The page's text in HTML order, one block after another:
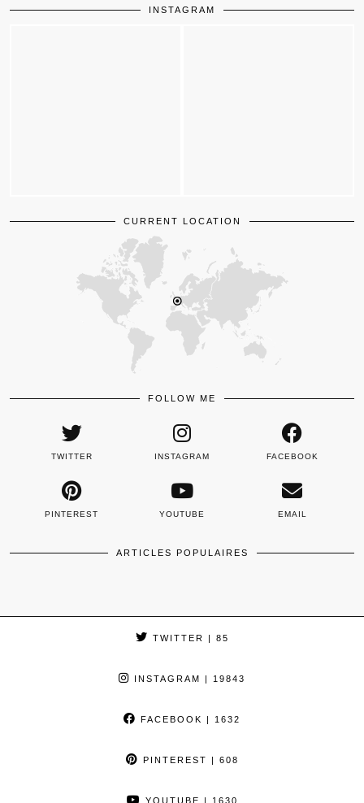
INSTAGRAM
CURRENT LOCATION
FOLLOW ME
TWITTER INSTAGRAM FACEBOOK
PINTEREST YOUTUBE EMAIL
ARTICLES POPULAIRES
TWITTER | 85
INSTAGRAM | 19843
FACEBOOK | 1632
PINTEREST | 608
YOUTUBE | 1630